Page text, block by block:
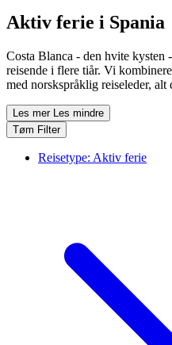
Aktiv ferie i Spania
Costa Blanca - den hvite
reisende i flere tiår. Vi
med norskspråklig reiseleder, alt
Les mer Les mindre
Tøm Filter
Reisetype: Aktiv ferie